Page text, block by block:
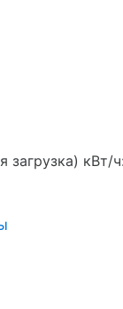
загрузка) кВт/